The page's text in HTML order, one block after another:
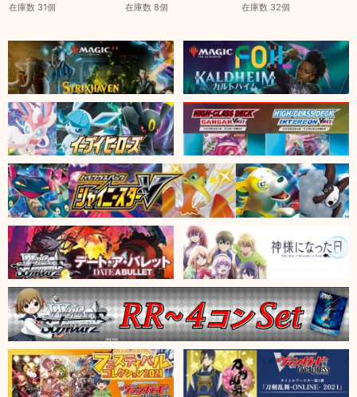
在庫数 31個 在庫数 8個 在庫数 32個